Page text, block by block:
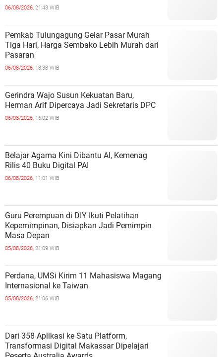
06/08/2026, 21:43 WIB
Pemkab Tulungagung Gelar Pasar Murah
Tiga Hari, Harga Sembako Lebih Murah dari
Pasaran
06/08/2026, 18:38 WIB
Gerindra Wajo Susun Kekuatan Baru,
Herman Arif Dipercaya Jadi Sekretaris DPC
06/08/2026, 16:02 WIB
Belajar Agama Kini Dibantu AI, Kemenag
Rilis 40 Buku Digital PAI
06/08/2026, 11:01 WIB
Guru Perempuan di DIY Ikuti Pelatihan
Kepemimpinan, Disiapkan Jadi Pemimpin
Masa Depan
05/08/2026, 21:09 WIB
Perdana, UMSi Kirim 11 Mahasiswa Magang
Internasional ke Taiwan
05/08/2026, 21:06 WIB
Dari 358 Aplikasi ke Satu Platform,
Transformasi Digital Makassar Dipelajari